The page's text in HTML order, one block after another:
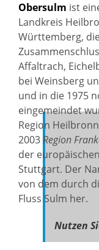
Obersulm ist
Landkreis
Württemberg,
Affaltrach,
bei Weinsberg
und in die 1975
eingemeindet
Region
2003Region
der
Stuttgart. Der
von dem durch
Fluss Sulm her.
Nutzen